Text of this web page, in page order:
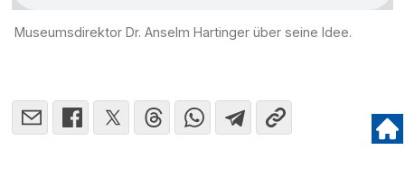
Museumsdirektor Dr. Anselm Hartinger über seine Idee.